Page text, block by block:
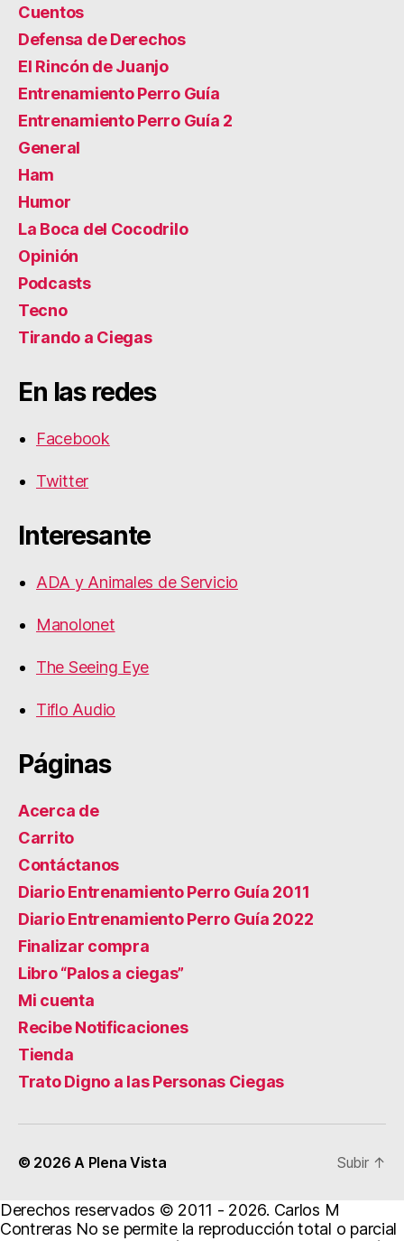
Cuentos
Defensa de Derechos
El Rincón de Juanjo
Entrenamiento Perro Guía
Entrenamiento Perro Guía 2
General
Ham
Humor
La Boca del Cocodrilo
Opinión
Podcasts
Tecno
Tirando a Ciegas
En las redes
Facebook
Twitter
Interesante
ADA y Animales de Servicio
Manolonet
The Seeing Eye
Tiflo Audio
Páginas
Acerca de
Carrito
Contáctanos
Diario Entrenamiento Perro Guía 2011
Diario Entrenamiento Perro Guía 2022
Finalizar compra
Libro “Palos a ciegas”
Mi cuenta
Recibe Notificaciones
Tienda
Trato Digno a las Personas Ciegas
© 2026A Plena Vista Subir ↑
Derechos reservados © 2011 - 2026. Carlos M
Contreras No se permite la reproducción total o parcial